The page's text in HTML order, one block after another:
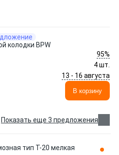
колодки BPW
95%
4 шт.
13 - 16 августа
В корзину
Показать еще 3 предложения
тип T-20 мелкая